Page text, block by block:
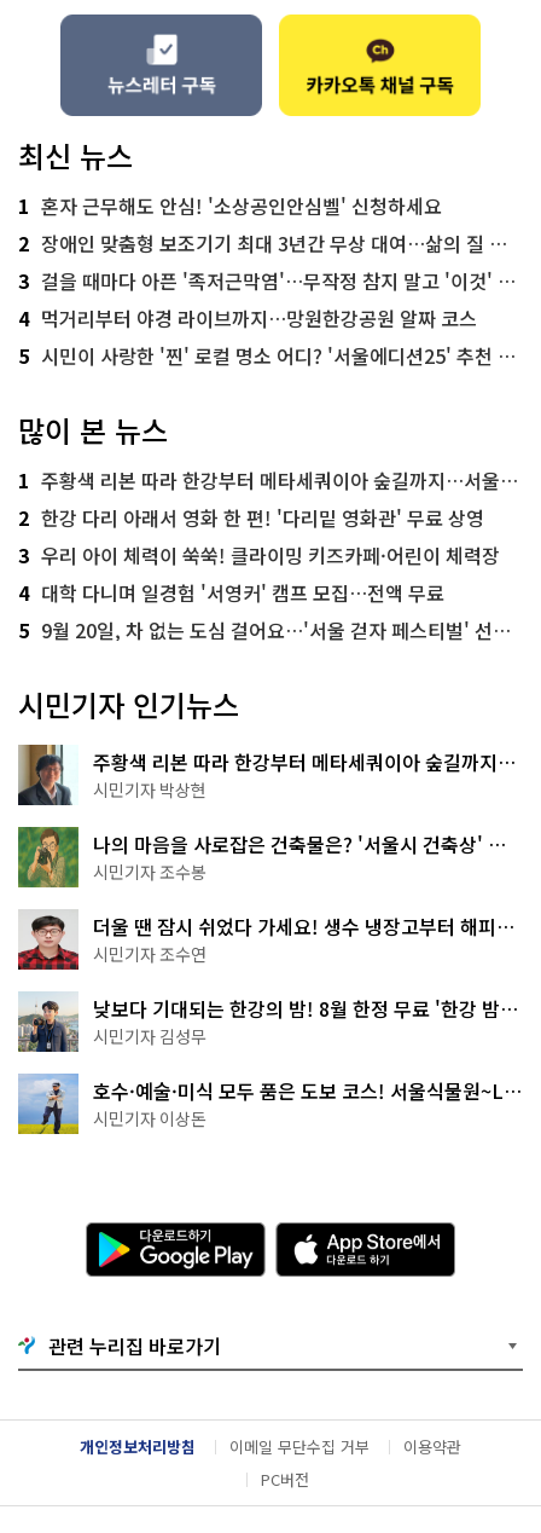
최신 뉴스
1 혼자 근무해도 안심! '소상공인안심벨' 신청하세요
2 장애인 맞춤형 보조기기 최대 3년간 무상 대여…삶의 질 높인다
3 걸을 때마다 아픈 '족저근막염'…무작정 참지 말고 '이것' 해보세요!
4 먹거리부터 야경 라이브까지…망원한강공원 알짜 코스
5 시민이 사랑한 '찐' 로컬 명소 어디? '서울에디션25' 추천 코스
많이 본 뉴스
1 주황색 리본 따라 한강부터 메타세쿼이아 숲길까지…서울둘레길 15코스
2 한강 다리 아래서 영화 한 편! '다리밑 영화관' 무료 상영
3 우리 아이 체력이 쑥쑥! 클라이밍 키즈카페·어린이 체력장
4 대학 다니며 일경험 '서영커' 캠프 모집…전액 무료
5 9월 20일, 차 없는 도심 걸어요…'서울 걷자 페스티벌' 선착순 5천명
시민기자 인기뉴스
주황색 리본 따라 한강부터 메타세쿼이아 숲길까지…
서울둘레길 15코스
시민기자 박상현
나의 마음을 사로잡은 건축물은? '서울시 건축상' 수
상작 공개!
시민기자 조수봉
더울 땐 잠시 쉬었다 가세요! 생수 냉장고부터 해피소
·무더위쉼터까지
시민기자 조수연
낮보다 기대되는 한강의 밤! 8월 한정 무료 '한강 밤
핑' 예약은?
시민기자 김성무
호수·예술·미식 모두 품은 도보 코스! 서울식물원~LG
아트센터~마곡테라스거리
시민기자 이상돈
다
운
로
기
G
o
g
l
e
l
A
p
p
e
서
다
운
드
관련 누리집 바로가기
개인정보처리방침 이메일 무단수집 거부
이용약관
PC버전